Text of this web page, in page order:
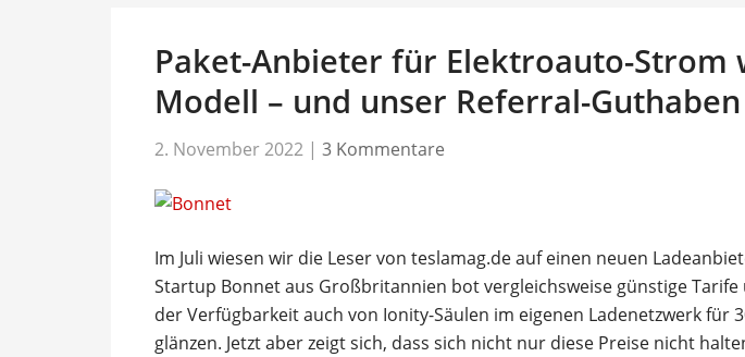
Paket-Anbieter für Elektroauto-Strom
Modell – und unser Referral-
2. November 2022 | 3 Kommentare
Im Juli wiesen wir die Leser von teslamag.de auf einen neuen
Startup Bonnet aus Großbritannien bot vergleichsweise günstige
der Verfügbarkeit auch von Ionity-Säulen im eigenen Ladenetzwerk für
glänzen. Jetzt aber zeigt sich, dass sich nicht nur diese Preise nicht